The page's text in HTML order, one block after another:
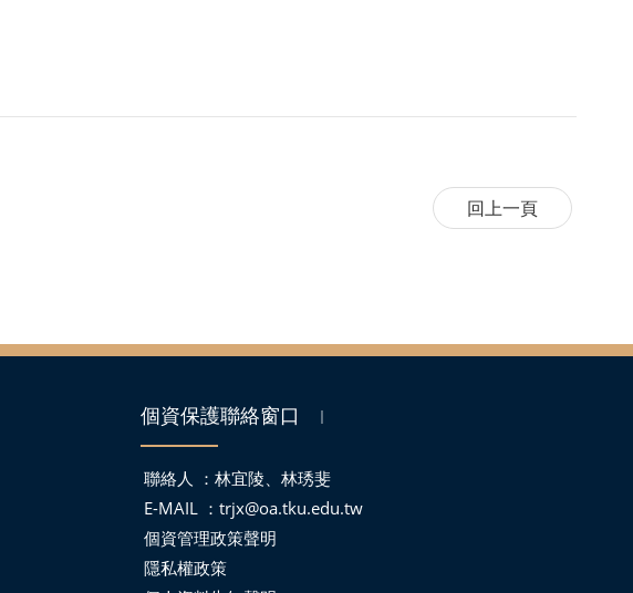
個資保護聯絡窗口 ｜
聯絡人 ：林宜陵、林琇斐
E-MAIL ： trjx@oa.tku.edu.tw
個資管理政策聲明
隱私權政策